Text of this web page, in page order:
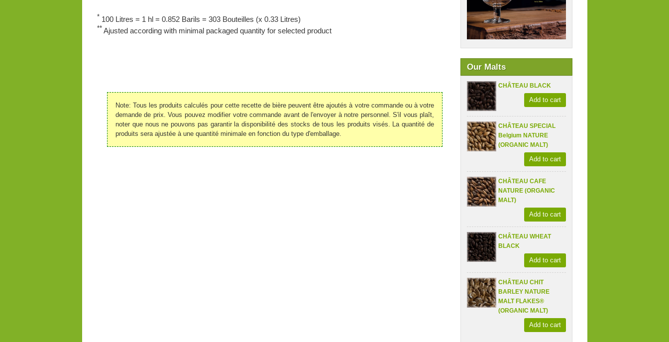
Our Malts
CHÂTEAU BLACK
Add to cart
CHÂTEAU SPECIAL
Belgium NATURE
(ORGANIC MALT)
Add to cart
CHÂTEAU CAFE
NATURE (ORGANIC
MALT)
Add to cart
CHÂTEAU WHEAT
BLACK
Add to cart
CHÂTEAU CHIT
BARLEY NATURE
MALT FLAKES®
(ORGANIC MALT)
Add to cart
* 100 Litres = 1 hl = 0.852 Barils = 303 Bouteilles (x 0.33 Litres)
** Ajusted according with minimal packaged quantity for selected product
Note: Tous les produits calculés pour cette recette de bière peuvent être ajoutés à votre commande ou à votre
demande de prix. Vous pouvez modifier votre commande avant de l'envoyer à notre personnel. S'il vous plaît,
noter que nous ne pouvons pas garantir la disponibilité des stocks de tous les produits visés. La quantité de
produits sera ajustée à une quantité minimale en fonction du type d'emballage.